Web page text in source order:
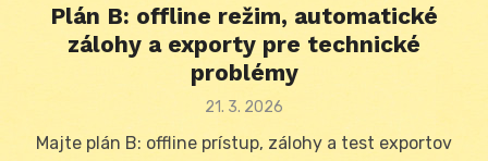
Plán B: offline režim, automatické
zálohy a exporty pre technické
problémy
Posted
21. 3. 2026
Majte plán B: offline prístup, zálohy a test exportov